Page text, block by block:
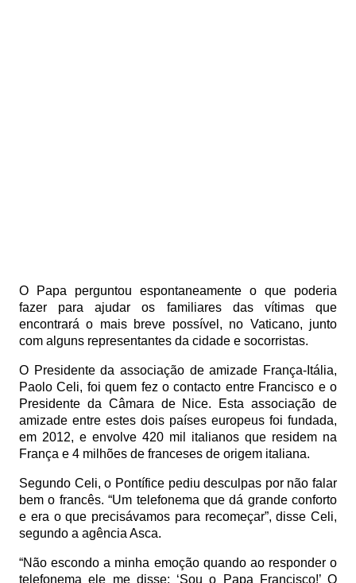
O Papa perguntou espontaneamente o que poderia
fazer para ajudar os familiares das vítimas que
encontrará o mais breve possível, no Vaticano, junto
com alguns representantes da cidade e socorristas.
O Presidente da associação de amizade França-Itália,
Paolo Celi, foi quem fez o contacto entre Francisco e o
Presidente da Câmara de Nice. Esta associação de
amizade entre estes dois países europeus foi fundada,
em 2012, e envolve 420 mil italianos que residem na
França e 4 milhões de franceses de origem italiana.
Segundo Celi, o Pontífice pediu desculpas por não falar
bem o francês. “Um telefonema que dá grande conforto
e era o que precisávamos para recomeçar”, disse Celi,
segundo a agência Asca.
“Não escondo a minha emoção quando ao responder o
telefonema ele me disse: ‘Sou o Papa Francisco!’ O